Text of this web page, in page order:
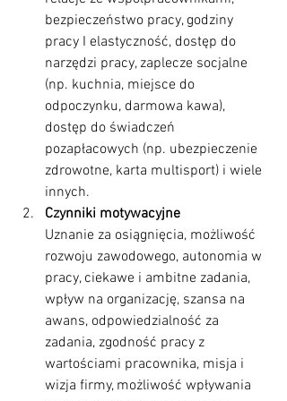
bezpieczeństwo pracy, godziny
pracy I elastyczność, dostęp do
narzędzi pracy, zaplecze socjalne
(np. kuchnia, miejsce do
odpoczynku, darmowa kawa),
dostęp do świadczeń
pozapłacowych (np. ubezpieczenie
zdrowotne, karta multisport) i wiele
innych.
Czynniki motywacyjne
Uznanie za osiągnięcia, możliwość
rozwoju zawodowego, autonomia w
pracy, ciekawe i ambitne zadania,
wpływ na organizację, szansa na
awans, odpowiedzialność za
zadania, zgodność pracy z
wartościami pracownika, misja i
wizja firmy, możliwość wpływania